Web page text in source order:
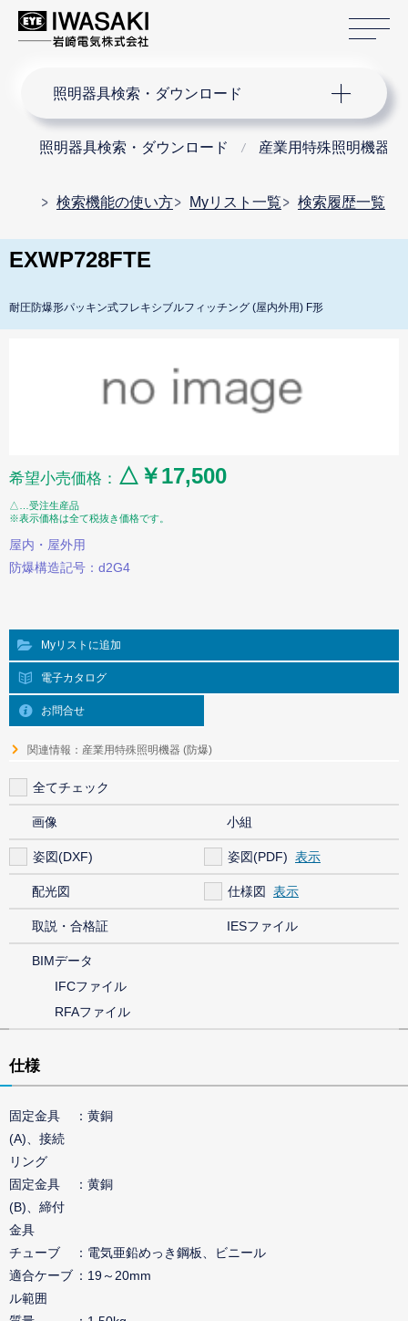
照明器具検索・ダウンロード
照明器具検索・ダウンロード 産業用特殊照明機器
検索機能の使い方 Myリスト一覧 検索履歴一覧
EXWP728FTE
耐圧防爆形パッキン式フレキシブルフィッチング (屋内外用) F形
希望小売価格： △￥17,500
△…受注生産品
※表示価格は全て税抜き価格です。
屋内・屋外用
防爆構造記号：d2G4
Myリストに追加
電子カタログ
お問合せ
関連情報：産業用特殊照明機器 (防爆)
全てチェック
画像 小組
姿図(DXF) 姿図(PDF)
配光図 仕様図
取説・合格証 IESファイル
BIMデータ
IFCファイル
RFAファイル
仕様
固定金具
(A)、接続
リング
黄銅
固定金具
(B)、締付
金具
黄銅
チューブ
電気亜鉛めっき鋼板、ビニール
適合ケーブ
ル範囲
19～20mm